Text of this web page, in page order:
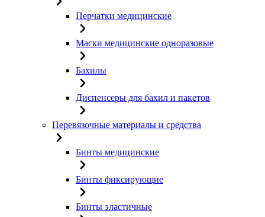
Перчатки медицинские
Маски медицинские одноразовые
Бахилы
Диспенсеры для бахил и пакетов
Перевязочные материалы и средства
Бинты медицинские
Бинты фиксирующие
Бинты эластичные